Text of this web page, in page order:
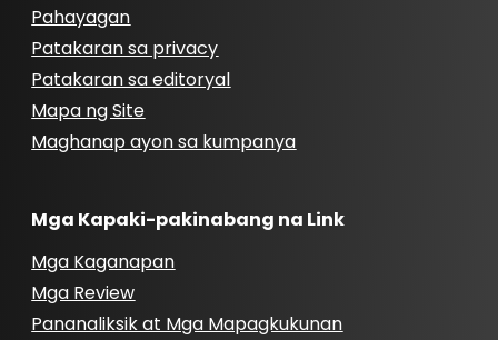
Pahayagan
Patakaran sa privacy
Patakaran sa editoryal
Mapa ng Site
Maghanap ayon sa kumpanya
Mga Kapaki-pakinabang na Link
Mga Kaganapan
Mga Review
Pananaliksik at Mga Mapagkukunan